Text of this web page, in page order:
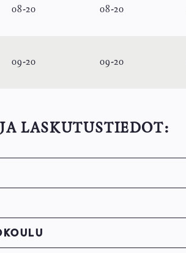
08-20 08-20
09-20 09-20
LASKUTUSTIEDOT: